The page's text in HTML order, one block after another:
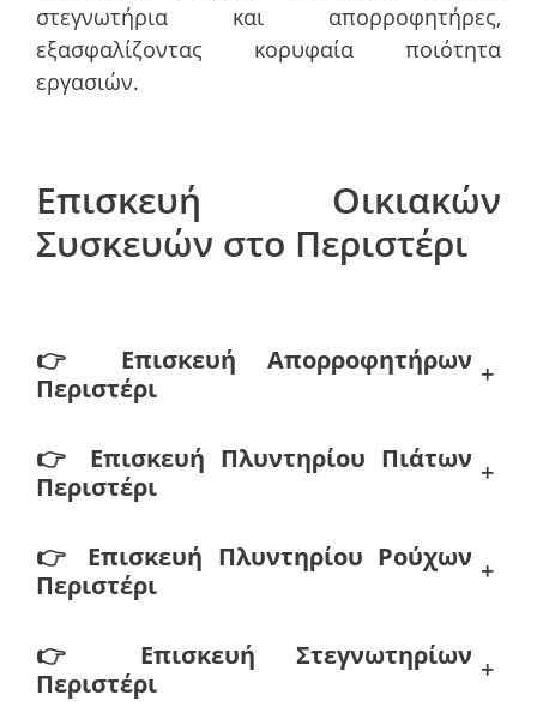
στεγνωτήρια και απορροφητήρες,
εξασφαλίζοντας κορυφαία ποιότητα
εργασιών.
Επισκευή Οικιακών
Συσκευών στο Περιστέρι
👉 Επισκευή Απορροφητήρων
Περιστέρι
+
👉 Επισκευή Πλυντηρίου Πιάτων
Περιστέρι
+
👉 Επισκευή Πλυντηρίου Ρούχων
Περιστέρι
+
👉 Επισκευή Στεγνωτηρίων
Περιστέρι
+